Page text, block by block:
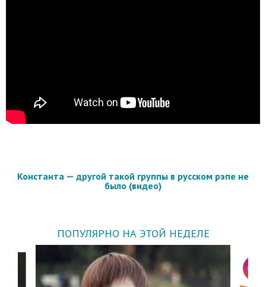
Константа — другой такой группы в русском рэпе не
было (видео)
ПОПУЛЯРНО НА ЭТОЙ НЕДЕЛЕ